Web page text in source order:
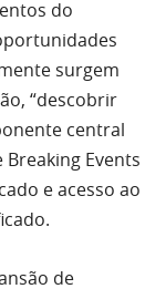
do
surgem
“descobrir
central
Events
e acesso ao
de